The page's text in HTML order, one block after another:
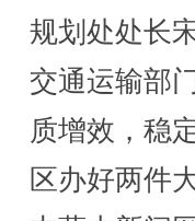
规划处处长
交通运输部
质增效，稳
区办好两件